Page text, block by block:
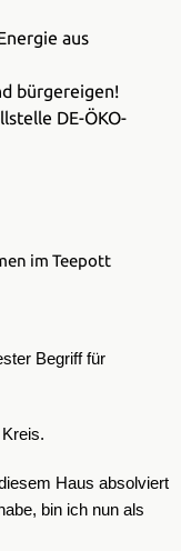
aus
bürgereigen!
DE-ÖKO-
im Teepott
Begriff für
Haus absolviert
bin ich nun als